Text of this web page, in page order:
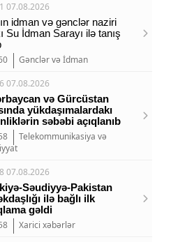
07.08.2026
idman və gənclər naziri
Su İdman Sarayı ilə tanış
Gənclər və İdman
07.08.2026
və Gürcüstan
yükdaşımalardakı
səbəbi açıqlanıb
Telekommunikasiya və
07.08.2026
Səudiyyə-Pakistan
ilə bağlı ilk
gəldi
Xarici xəbərlər